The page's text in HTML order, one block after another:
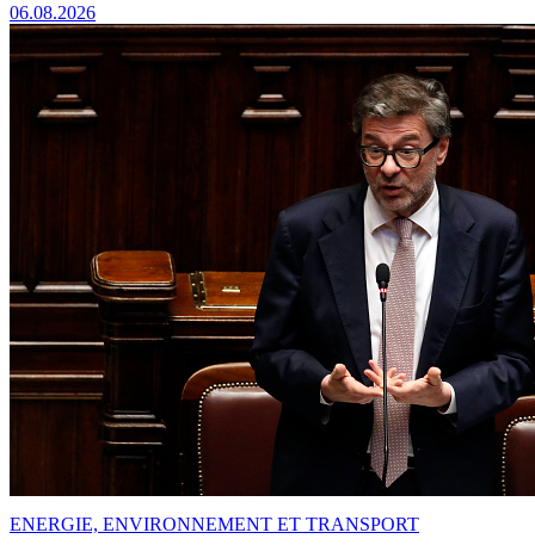
06.08.2026
ENERGIE, ENVIRONNEMENT ET TRANSPORT